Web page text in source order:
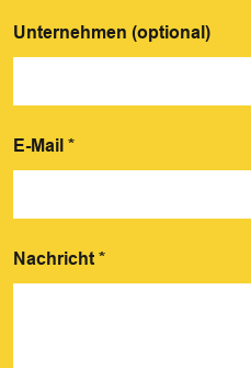
Unternehmen (optional)
E-Mail *
Nachricht *